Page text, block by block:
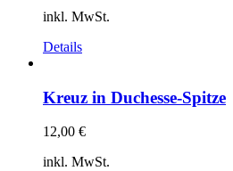
inkl. MwSt.
Details
Kreuz in Duchesse-Spitze
12,00 €
inkl. MwSt.